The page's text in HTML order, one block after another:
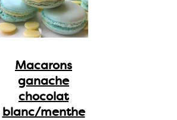
Macarons
ganache
chocolat
blanc/menthe